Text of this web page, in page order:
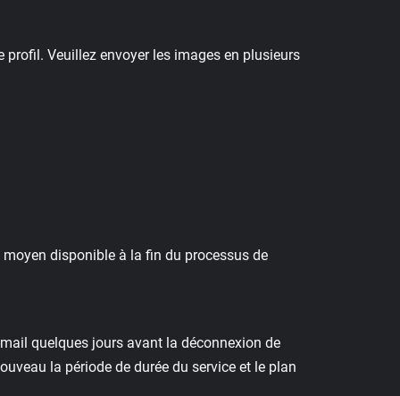
Veuillez envoyer les images en plusieurs
disponible à la fin du processus de
quelques jours avant la déconnexion de
la période de durée du service et le plan